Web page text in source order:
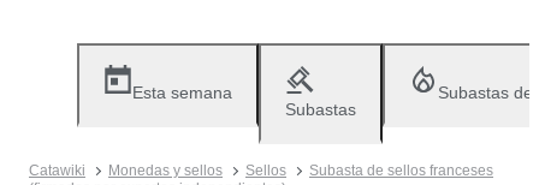
Esta semana
Subastas
Subastas
Catawiki Monedas y sellos Sellos
Subasta de sellos franceses